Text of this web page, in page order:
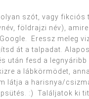
szót, vagy fikciós
földrajzi név),
Eressz meleg
át a talpadat.
után fesd a
a lábkörmödet,
látja a harisnya/
:) Találjatok ki